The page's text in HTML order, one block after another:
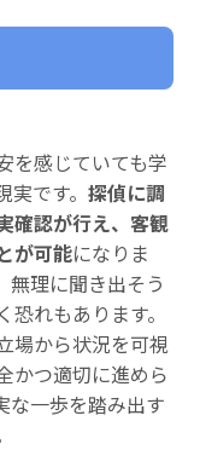
を感じていても学
実です。探偵に調
確認が行え、客観
が可能になりま
無理に聞き出そう
れもあります。
場から状況を可視
かつ適切に進めら
な一歩を踏み出す